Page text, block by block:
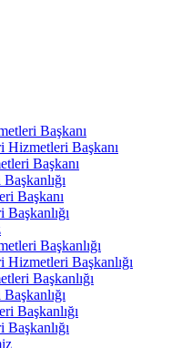
Başkanı
Hizmetleri Başkanı
Başkanı
Başkanı
Başkanlığı
Hizmetleri Başkanlığı
Başkanlığı
Başkanlığı